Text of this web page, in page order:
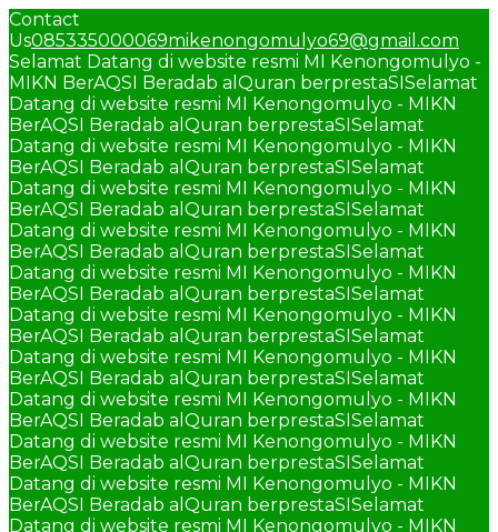
Contact
Us085335000069mikenongomulyo69@gmail.com
Selamat Datang di website resmi MI Kenongomulyo -
MIKN BerAQSI Beradab alQuran berprestaSISelamat
Datang di website resmi MI Kenongomulyo - MIKN
BerAQSI Beradab alQuran berprestaSISelamat
Datang di website resmi MI Kenongomulyo - MIKN
BerAQSI Beradab alQuran berprestaSISelamat
Datang di website resmi MI Kenongomulyo - MIKN
BerAQSI Beradab alQuran berprestaSISelamat
Datang di website resmi MI Kenongomulyo - MIKN
BerAQSI Beradab alQuran berprestaSISelamat
Datang di website resmi MI Kenongomulyo - MIKN
BerAQSI Beradab alQuran berprestaSISelamat
Datang di website resmi MI Kenongomulyo - MIKN
BerAQSI Beradab alQuran berprestaSISelamat
Datang di website resmi MI Kenongomulyo - MIKN
BerAQSI Beradab alQuran berprestaSISelamat
Datang di website resmi MI Kenongomulyo - MIKN
BerAQSI Beradab alQuran berprestaSISelamat
Datang di website resmi MI Kenongomulyo - MIKN
BerAQSI Beradab alQuran berprestaSISelamat
Datang di website resmi MI Kenongomulyo - MIKN
BerAQSI Beradab alQuran berprestaSISelamat
Datang di website resmi MI Kenongomulyo - MIKN